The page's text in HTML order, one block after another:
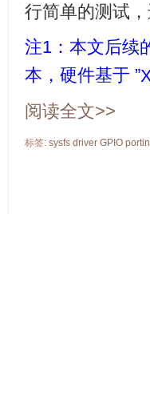
行简单的测试
注1：本文后续
本，硬件基于 ”
阅读全文>>
标签: sysfs driver GPIO